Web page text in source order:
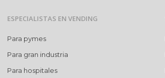
ESPECIALISTAS EN VENDING
Para pymes
Para gran industria
Para hospitales